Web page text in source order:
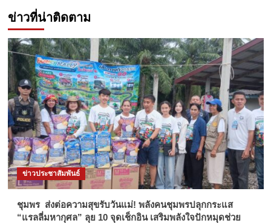
ข่าวที่น่าติดตาม
ข่าวประชาสัมพันธ์
ชุมพร ส่งต่อความสุขรับวันแม่! พลังคนชุมพรปลุกกระแส
“แรลลี่มหากุศล” ลุย 10 จุดเช็กอิน เสริมพลังใจปักหมุดช่วย